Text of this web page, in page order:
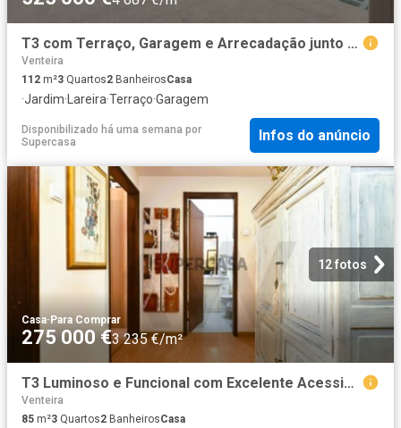
T3 com Terraço, Garagem e Arrecadação junto à Estação da Amadora
Venteira
112 m²3 Quartos2 BanheirosCasa
·Jardim· Lareira·Terraço·Garagem
Disponibilizado há uma semana por
Supercasa
Infos do anúncio
12 fotos
Casa·Para Comprar
275 000 €3 235 €/m²
T3 Luminoso e Funcional com Excelente Acessibilidade a Lisboa
Venteira
85 m²3 Quartos2 BanheirosCasa